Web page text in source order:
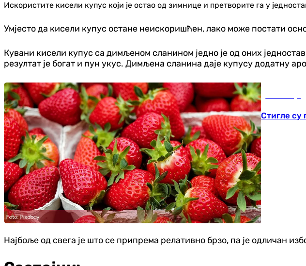
Искористите кисели купус који је остао од зимнице и претворите га у
Умјесто да кисели купус остане неискоришћен, лако може постати
Кувани кисели купус са димљеном сланином једно је од оних
резултат је богат и пун укус. Димљена сланина даје купусу додатну
Стигле су
Најбоље од свега је што се припрема релативно брзо, па је одличан